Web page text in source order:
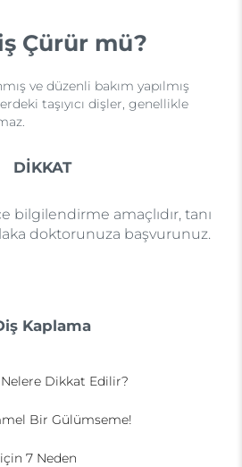
Çürür mü?
ve düzenli bakım yapılmış
taşıyıcı dişler, genellikle
DİKKAT
bilgilendirme amaçlıdır, tanı
doktorunuza başvurunuz.
Kaplama
Dikkat Edilir?
Bir Gülümseme!
7 Neden